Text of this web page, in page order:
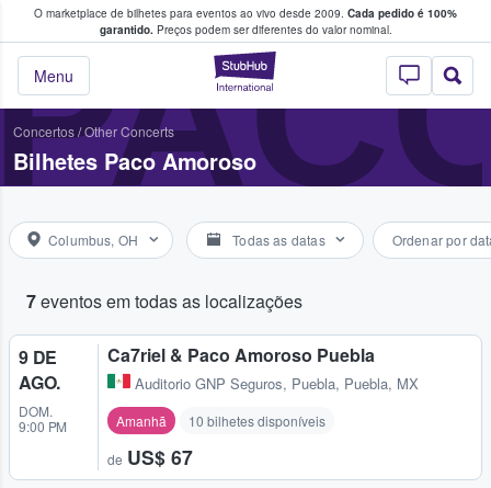
O marketplace de bilhetes para eventos ao vivo desde 2009. Cada pedido é 100%
garantido.Preços podem ser diferentes do valor nominal.
StubHub – onde
Menu
fãs compram e vendem bilhetes
Concertos/Other Concerts
Bilhetes Paco Amoroso
Columbus, OH Todas as datas Ordenar por
7eventos em todas as localizações
9 DE
AGO.
DOM.
9:00 PM
Ca7riel & Paco Amoroso Puebla
Auditorio GNP Seguros, Puebla, Puebla, MX
Amanhã 10 bilhetes disponíveis
de US$ 67